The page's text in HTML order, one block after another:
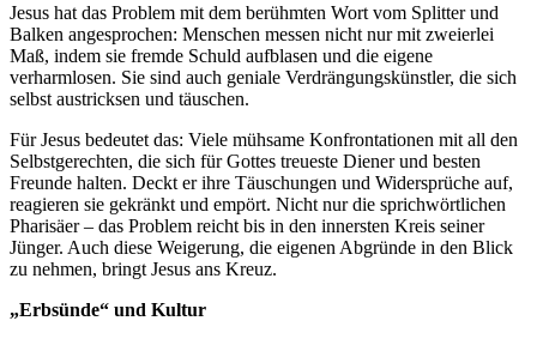
Jesus hat das Problem mit dem berühmten Wort vom Splitter und
Balken angesprochen: Menschen messen nicht nur mit zweierlei
Maß, indem sie fremde Schuld aufblasen und die eigene
verharmlosen. Sie sind auch geniale Verdrängungskünstler, die sich
selbst austricksen und täuschen.
Für Jesus bedeutet das: Viele mühsame Konfrontationen mit all den
Selbstgerechten, die sich für Gottes treueste Diener und besten
Freunde halten. Deckt er ihre Täuschungen und Widersprüche auf,
reagieren sie gekränkt und empört. Nicht nur die sprichwörtlichen
Pharisäer – das Problem reicht bis in den innersten Kreis seiner
Jünger. Auch diese Weigerung, die eigenen Abgründe in den Blick
zu nehmen, bringt Jesus ans Kreuz.
„Erbsünde“ und Kultur